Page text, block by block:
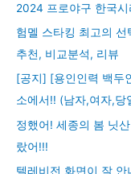
2024 프로야구 한국
험멜 스타킹 최고의
추천, 비교분석, 리뷰
[공지] [용인인력 백두
소에서!! (남자,여자,당
정했어! 세종의 봄 닛
랐어!!!
텔레비전 화면이 잘 안